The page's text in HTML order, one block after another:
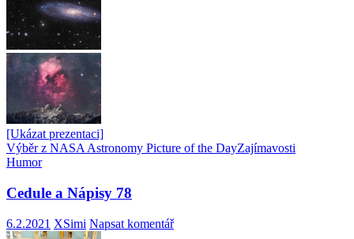
[Ukázat prezentaci]
Výběr z NASA Astronomy Picture of the DayZajímavosti
Humor
Cedule a Nápisy 78
6.2.2021 XSimi Napsat komentář